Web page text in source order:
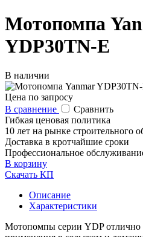
Мотопомпа
YDP30TN-E
В наличии
Цена по запросу
В сравнение
Сравнить
Гибкая ценовая политика
10 лет на рынке строительного
Доставка в кротчайшие сроки
Профессиональное
В корзину
Скачать КП
Описание
Характеристики
Мотопомпы серии YDP отлично